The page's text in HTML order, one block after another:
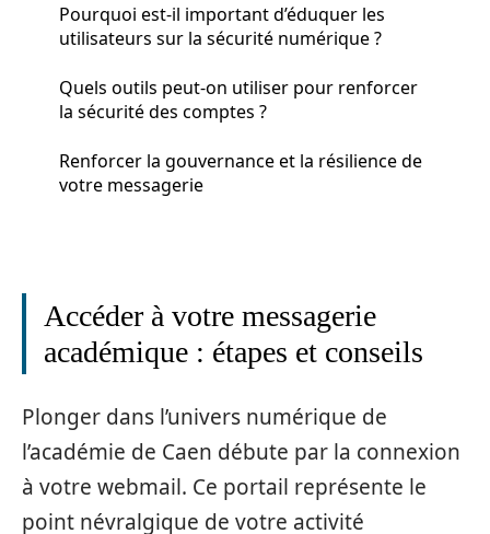
Pourquoi est-il important d’éduquer les
utilisateurs sur la sécurité numérique ?
Quels outils peut-on utiliser pour renforcer
la sécurité des comptes ?
Renforcer la gouvernance et la résilience de
votre messagerie
Accéder à votre messagerie
académique : étapes et conseils
Plonger dans l’univers numérique de
l’académie de Caen débute par la connexion
à votre webmail. Ce portail représente le
point névralgique de votre activité